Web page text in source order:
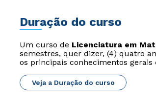
Duração do curso
Um curso de Licenciatura em
semestres, quer dizer, (4) quatro
os principais conhecimentos gerais
Veja a Duração do curso